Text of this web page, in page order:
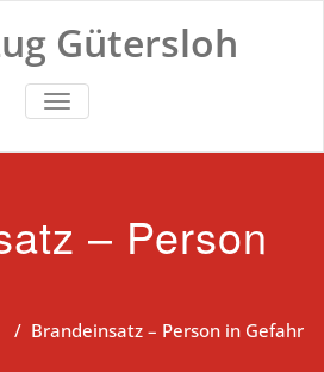
Gütersloh
TOGGLE NAVIGATION
– Person
/ Brandeinsatz – Person in Gefahr